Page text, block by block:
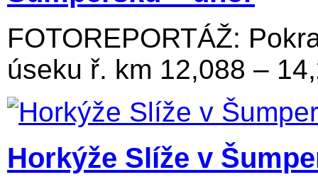
FOTOREPORTÁŽ:
úseku ř. km 12,088 –
Horkýže Slíže v